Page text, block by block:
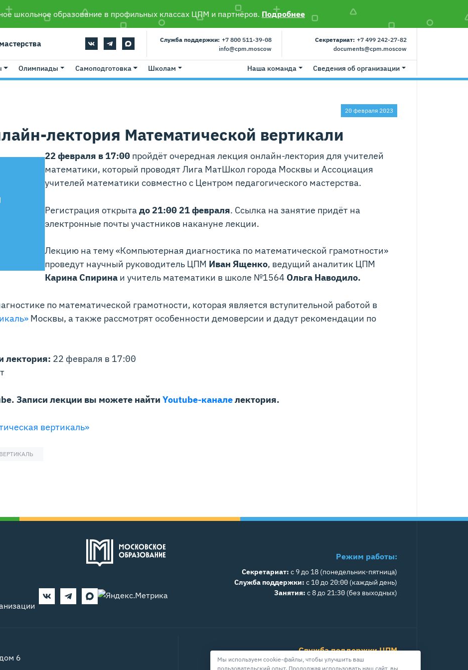
школьное образование в профильных классах ЦПМ и партнёров. Подробнее
Служба поддержки: +7 800 511-39-08
info@cpm.moscow
Секретариат: +7 499 242-27-82
documents@cpm.moscow
Олимпиады Самоподготовка Школам Наша команда Сведения об организации
20 февраля 2023
лектория Математической вертикали
22 февраля в 17:00 пройдёт очередная лекция онлайн-лектория для учителей
математики, который проводят Лига МатШкол города Москвы и Ассоциация
учителей математики совместно с Центром педагогического мастерства.
Регистрация открытадо 21:00 21 февраля. Ссылка на занятие придёт на
электронные почты участников накануне лекции.
Лекцию на тему «Компьютерная диагностика по математической грамотности»
проведут научный руководитель ЦПМ Иван Ященко, ведущий аналитик ЦПМ
Карина Спирина и учитель математики в школе №1564 Ольга Наводило.
по математической грамотности, которая является вступительной работой в
Москвы, а также рассмотрят особенности демоверсии и дадут рекомендации по
лектория: 22 февраля в 17:00
Записи лекции вы можете найти Youtube-каналелектория.
вертикаль»
Режим работы:
Секретариат: с 9 до 18 (понедельник-пятница)
Служба поддержки: с 10 до 20:00 (каждый день)
Занятия: с 8 до 21:30 (без выходных)
6
Служба поддержки ЦПМ
+7 800 511-39-08
Мы используем cookie-файлы, чтобы улучшить ваш
пользовательский опыт. Продолжая использовать наш сайт, вы